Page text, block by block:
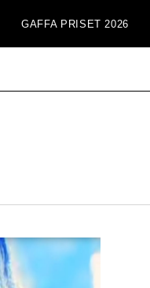
GAFFA PRISET 2026